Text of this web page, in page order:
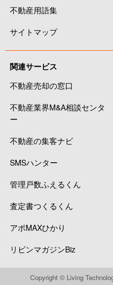
不動産用語集
サイトマップ
関連サービス
不動産売却の窓口
不動産業界M&A相談センタ
ー
不動産の集客ナビ
SMSハンター
管理戸数ふえるくん
査定書つくるくん
アポMAXひかり
リビンマガジンBiz
Copyright © Living